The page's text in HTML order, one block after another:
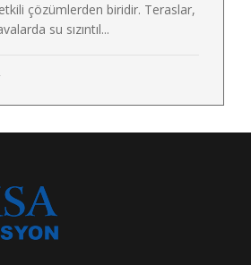
çözümlerden biridir. Teraslar,
su sızıntıl...